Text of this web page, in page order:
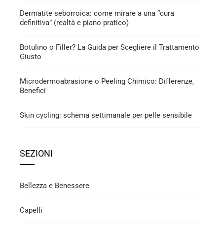
Dermatite seborroica: come mirare a una “cura
definitiva” (realtà e piano pratico)
Botulino o Filler? La Guida per Scegliere il Trattamento
Giusto
Microdermoabrasione o Peeling Chimico: Differenze,
Benefici
Skin cycling: schema settimanale per pelle sensibile
SEZIONI
Bellezza e Benessere
Capelli